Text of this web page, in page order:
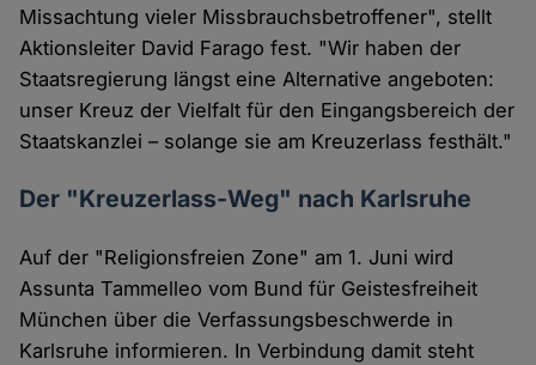
Missachtung vieler Missbrauchsbetroffener", stellt
Aktionsleiter David Farago fest. "Wir haben der
Staatsregierung längst eine Alternative angeboten:
unser Kreuz der Vielfalt für den Eingangsbereich der
Staatskanzlei – solange sie am Kreuzerlass festhält."
Der "Kreuzerlass-Weg" nach Karlsruhe
Auf der "Religionsfreien Zone" am 1. Juni wird
Assunta Tammelleo vom Bund für Geistesfreiheit
München über die Verfassungsbeschwerde in
Karlsruhe informieren. In Verbindung damit steht